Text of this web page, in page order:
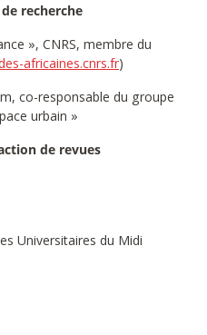
recherche
», CNRS, membre du
africaines.cnrs.fr)
co-responsable du groupe
urbain »
de revues
Universitaires du Midi